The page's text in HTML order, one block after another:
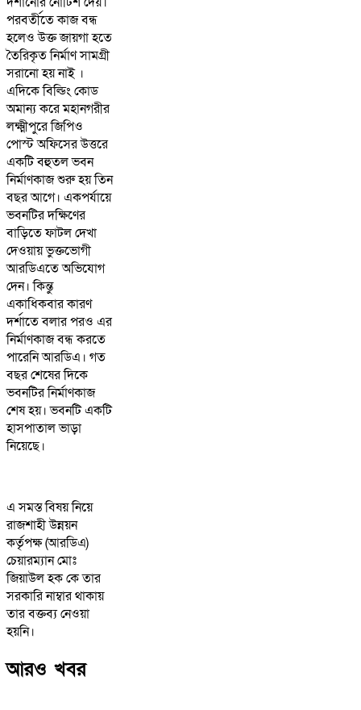
পরবর্তীতে কাজ বন্ধ
হলেও উক্ত জায়গা হতে
তৈরিকৃত নির্মাণ সামগ্রী
সরানো হয় নাই ।
এদিকে বিল্ডিং কোড
অমান্য করে মহানগরীর
লক্ষ্মীপুরে জিপিও
পোস্ট অফিসের উত্তরে
একটি বহুতল ভবন
নির্মাণকাজ শুরু হয় তিন
বছর আগে। একপর্যায়ে
ভবনটির দক্ষিণের
বাড়িতে ফাটল দেখা
দেওয়ায় ভুক্তভোগী
আরডিএতে অভিযোগ
দেন। কিন্তু
একাধিকবার কারণ
দর্শাতে বলার পরও এর
নির্মাণকাজ বন্ধ করতে
পারেনি আরডিএ। গত
বছর শেষের দিকে
ভবনটির নির্মাণকাজ
শেষ হয়। ভবনটি একটি
হাসপাতাল ভাড়া
নিয়েছে।
এ সমস্ত বিষয় নিয়ে
রাজশাহী উন্নয়ন
কর্তৃপক্ষ (আরডিএ)
চেয়ারম্যান মোঃ
জিয়াউল হক কে তার
সরকারি নাম্বার থাকায়
তার বক্তব্য নেওয়া
হয়নি।
আরও খবর